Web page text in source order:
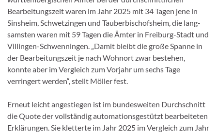
Bearbeitungszeit waren im Jahr 2025 mit 34 Tagen jene in
Sinsheim, Schwetzingen und Tauberbischofsheim, die lang­
samsten waren mit 59 Tagen die Ämter in Freiburg-Stadt und
Villin­gen-Schwenningen. „Damit bleibt die große Spanne in
der Bearbeitungszeit je nach Wohnort zwar bestehen,
konnte aber im Vergleich zum Vorjahr um sechs Tage
verringert werden“, stellt Möller fest.
Erneut leicht angestiegen ist im bundesweiten Durchschnitt
die Quote der vollständig automationsgestützt bearbeiteten
Erklärungen. Sie kletterte im Jahr 2025 im Vergleich zum Jahr